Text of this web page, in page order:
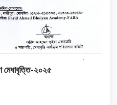
মেধাবৃত্তি-২০২৫